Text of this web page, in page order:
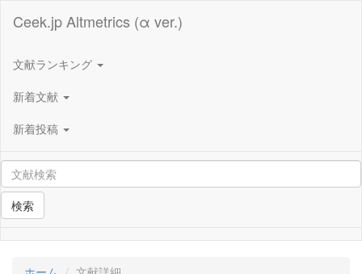
Ceek.jp Altmetrics (α ver.)
文献ランキング
新着文献
新着投稿
検索